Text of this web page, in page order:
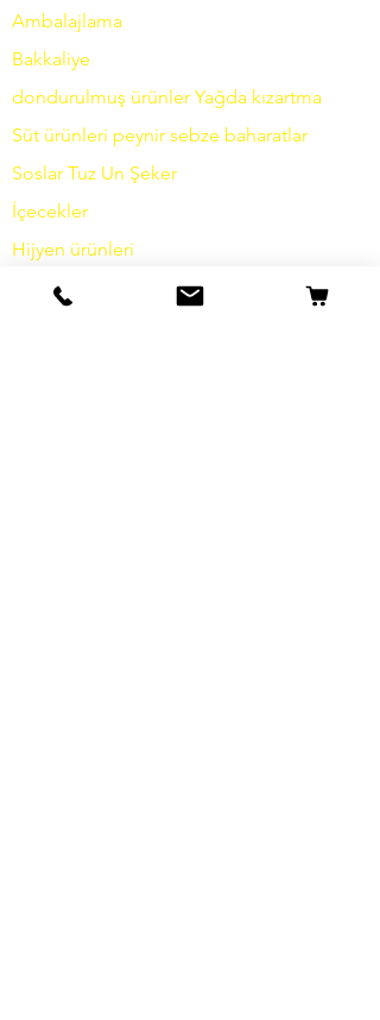
Ambalajlama
Bakkaliye
dondurulmuş ürünler Yağda kızartma
Süt ürünleri peynir sebze baharatlar
Soslar Tuz Un Şeker
İçecekler
Hijyen ürünleri
Çeşitli